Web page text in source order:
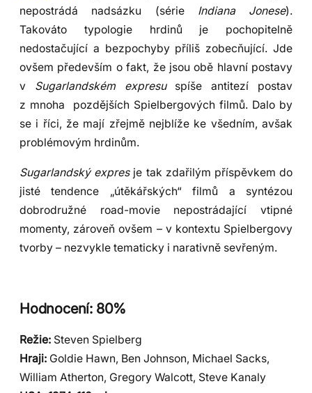
nepostrádá nadsázku (série Indiana Jonese).
Takováto typologie hrdinů je pochopitelně
nedostačující a bezpochyby příliš zobecňující. Jde
ovšem především o fakt, že jsou obě hlavní postavy
v Sugarlandském expresu spíše antitezí postav
z mnoha pozdějších Spielbergových filmů. Dalo by
se i říci, že mají zřejmě nejblíže ke všedním, avšak
problémovým hrdinům.
Sugarlandský expres je tak zdařilým příspěvkem do
jisté tendence „útěkářských“ filmů a syntézou
dobrodružné road-movie nepostrádající vtipné
momenty, zároveň ovšem – v kontextu Spielbergovy
tvorby – nezvykle tematicky i narativně sevřeným.
Hodnocení: 80%
Režie: Steven Spielberg
Hraji: Goldie Hawn, Ben Johnson, Michael Sacks,
William Atherton, Gregory Walcott, Steve Kanaly